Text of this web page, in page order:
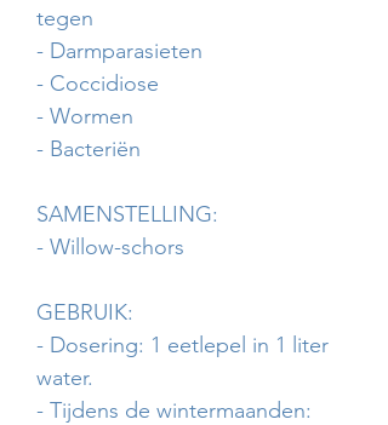
tegen
- Darmparasieten
- Coccidiose
- Wormen
- Bacteriën
SAMENSTELLING:
- Willow-schors
GEBRUIK:
- Dosering: 1 eetlepel in 1 liter
water.
- Tijdens de wintermaanden: